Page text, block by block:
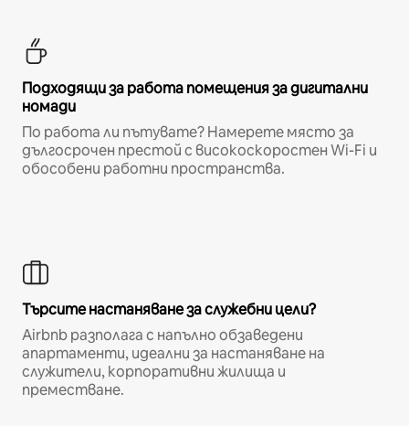
Подходящи за работа помещения за дигитални
номади
По работа ли пътувате? Намерете място за
дългосрочен престой с високоскоростен Wi-Fi и
обособени работни пространства.
Търсите настаняване за служебни цели?
Airbnb разполага с напълно обзаведени
апартаменти, идеални за настаняване на
служители, корпоративни жилища и
преместване.